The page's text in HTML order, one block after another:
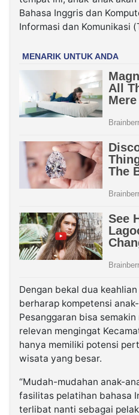
Bahasa Inggris dan
Informasi dan Komunikasi
Dengan bekal dua
berharap kompetensi
Pesanggaran bisa
relevan mengingat
hanya memiliki potensi
wisata yang besar.
“Mudah-mudahan anak-
fasilitas pelatihan bahasa
terlibat nanti sebagai